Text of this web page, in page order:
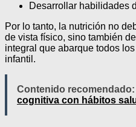
Desarrollar habilidades
Por lo tanto, la nutrición no
de vista físico, sino también
integral que abarque todos
infantil.
Contenido recomendado:
cognitiva con hábitos